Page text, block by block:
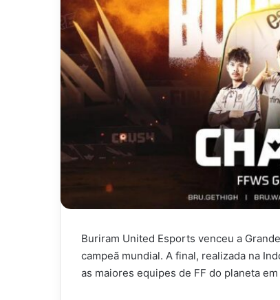
Buriram United Esports venceu a
campeã mundial. A final, realizada na
as maiores equipes de FF do planeta